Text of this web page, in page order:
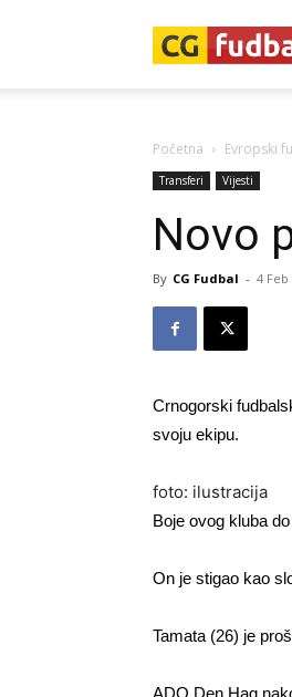
Početna Evropski
Transferi Vijesti
Novo
By CG Fudbal - 4 Feb
Crnogorski
svoju ekipu.
foto: ilustracija
Boje ovog kluba
On je stigao kao
Tamata (26) je
ADO Den Hag